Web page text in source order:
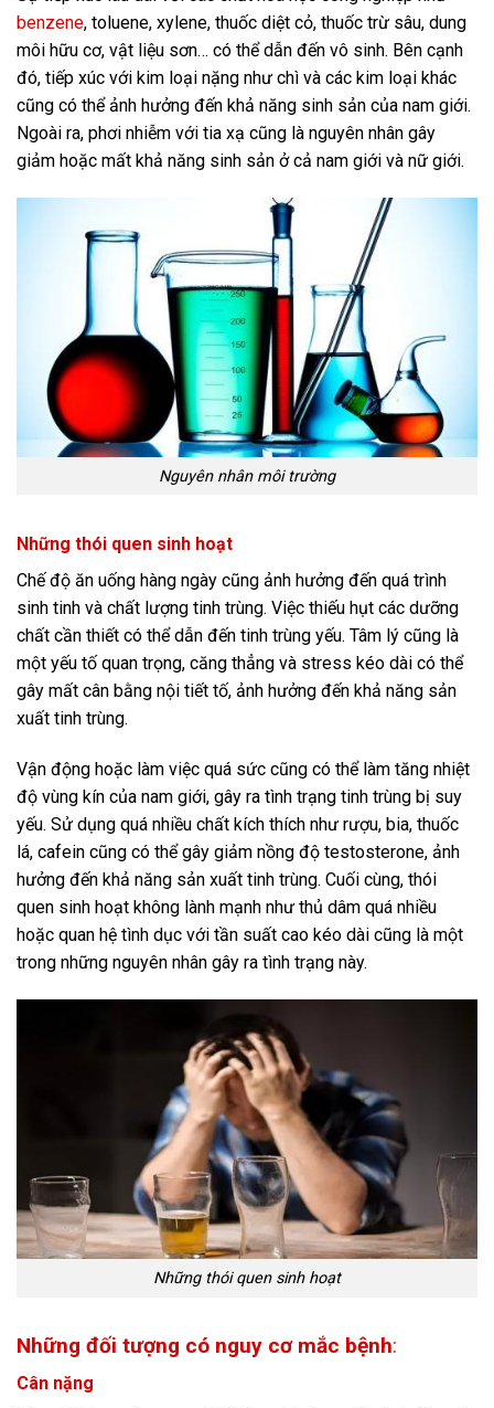
benzene, toluene, xylene, thuốc diệt cỏ, thuốc trừ sâu, dung
môi hữu cơ, vật liệu sơn… có thể dẫn đến vô sinh. Bên cạnh
đó, tiếp xúc với kim loại nặng như chì và các kim loại khác
cũng có thể ảnh hưởng đến khả năng sinh sản của nam giới.
Ngoài ra, phơi nhiễm với tia xạ cũng là nguyên nhân gây
giảm hoặc mất khả năng sinh sản ở cả nam giới và nữ giới.
Nguyên nhân môi trường
Những thói quen sinh hoạt
Chế độ ăn uống hàng ngày cũng ảnh hưởng đến quá trình
sinh tinh và chất lượng tinh trùng. Việc thiếu hụt các dưỡng
chất cần thiết có thể dẫn đến tinh trùng yếu. Tâm lý cũng là
một yếu tố quan trọng, căng thẳng và stress kéo dài có thể
gây mất cân bằng nội tiết tố, ảnh hưởng đến khả năng sản
xuất tinh trùng.
Vận động hoặc làm việc quá sức cũng có thể làm tăng nhiệt
độ vùng kín của nam giới, gây ra tình trạng tinh trùng bị suy
yếu. Sử dụng quá nhiều chất kích thích như rượu, bia, thuốc
lá, cafein cũng có thể gây giảm nồng độ testosterone, ảnh
hưởng đến khả năng sản xuất tinh trùng. Cuối cùng, thói
quen sinh hoạt không lành mạnh như thủ dâm quá nhiều
hoặc quan hệ tình dục với tần suất cao kéo dài cũng là một
trong những nguyên nhân gây ra tình trạng này.
Những thói quen sinh hoạt
Những đối tượng có nguy cơ mắc bệnh:
Cân nặng